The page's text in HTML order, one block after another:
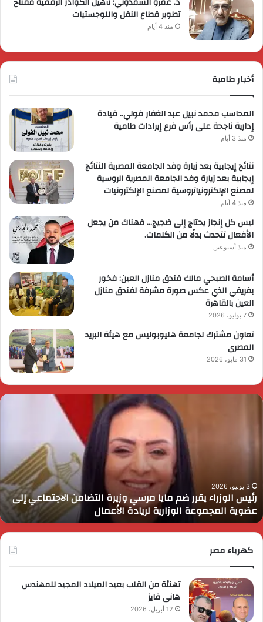
تطوير قطاع النقل واللوجستيات
منذ 4 أيام
أخبار طامية
المحاسب محمد نبيل عبد الغفار فولي.. قيادة
إدارية ناجحة على رأس فرع إيرادات طامية
منذ 3 أيام
نتائج إيجابية بعد زيارة وفد الجامعة المصرية النتائج
إيجابية بعد زيارة وفد الجامعة المصرية الروسية
لمصنع الإلكترونياتروسية لمصنع الإلكترونيات
منذ 4 أيام
ليس كل إنجاز يحتاج إلى ضجيج… فهناك من يجعل
الأفعال تتحدث بدلًا من الكلمات.
منذ أسبوعين
أسامة الصبحي مالك فندق منازل العين: فخور
بفريقي الذي عكس صورة مشرفة لفندق منازل
العين بالقاهرة
7 يوليو، 2026
تعاون مشترك لجامعة هليوبوليس مع هيئة البريد
المصرى
31 مايو، 2026
رئيس
التضامن
الاجتماعي
إلى
عضوية
المجموعة
الوزارية
3 يونيو، 2026
رئيس الوزراء يقرر ضم مايا مرسي وزيرة التضامن الاجتماعي إلى
عضوية المجموعة الوزارية لريادة الأعمال
كهرباء مصر
تهنئة من القلب بعيد الميلاد المجيد للمهندس
هانى فايز
12 أبريل، 2026